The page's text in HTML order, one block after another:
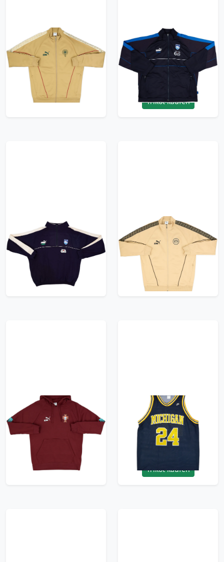
2026-27 Morocco
Puma King Anthem
Jacket
95.99£ · ca. €113
Trikot kaufen
1997-98 Pescara
Player Issue Puma
King Track Jacket -
6/10 - (XL)
83.99£ · ca. €99
Trikot kaufen
1997-98 Pescara
Puma King 1/4 Zip
Sweat Top - 7/10 - (XL)
83.99£ · ca. €99
Trikot kaufen
2025-26 Borussia
Dortmund Puma King
Anthem Jacket
83.99£ · ca. €99
Trikot kaufen
2026-27 Portugal
Puma King Hooded
77.99£ · ca. €92
1991-95 Michigan
Wolverines King #24
Nike Away Jersey
(Very Good) L
Trikot kaufen